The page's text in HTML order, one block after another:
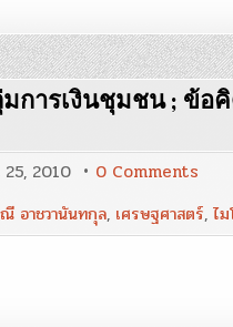
บุญ
มา
การเงินชุมชน ; ข้อ
2010 0 Comments
ความ
รู้
และ
อาชวานันทกุล, เศรษฐศาสตร์, ไ